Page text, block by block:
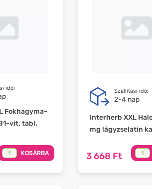
idő:
Fokhagyma-
vit. tabl.
KOSÁRBA
Szállítási idő:
2-4 nap
Interherb XXL
mg lágyzselatin
3 668 Ft